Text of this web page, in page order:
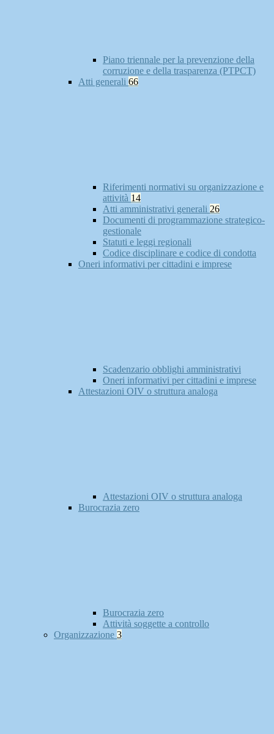
Piano triennale per la prevenzione della
corruzione e della trasparenza (PTPCT)
Atti generali 66
Riferimenti normativi su organizzazione e
attività 14
Atti amministrativi generali 26
Documenti di programmazione strategico-
gestionale
Statuti e leggi regionali
Codice disciplinare e codice di condotta
Oneri informativi per cittadini e imprese
Scadenzario obblighi amministrativi
Oneri informativi per cittadini e imprese
Attestazioni OIV o struttura analoga
Attestazioni OIV o struttura analoga
Burocrazia zero
Burocrazia zero
Attività soggette a controllo
Organizzazione 3